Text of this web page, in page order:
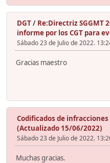
DGT/ Re:Directriz SGGMT
informe por los CGT para
Sábado 23 de Julio de 2022.
Gracias maestro
Codificados de infracciones
(Actualizado 15/06/2022)
Sábado 23 de Julio de 2022.
Muchas gracias.